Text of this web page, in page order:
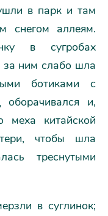
в парк и там
снегом аллеям.
в сугробах
ним слабо шла
ботиками с
и,
меха китайской
чтобы шла
треснутыми
в суглинок;